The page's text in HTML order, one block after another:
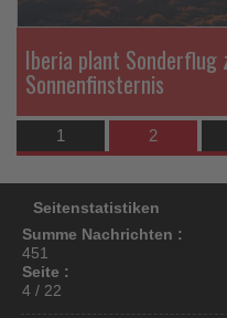
Iberia plant Sonderflug
Sonnenfinsternis
1 2
Seitenstatistiken
Summe Nachrichten :
451
Seite :
4 / 22